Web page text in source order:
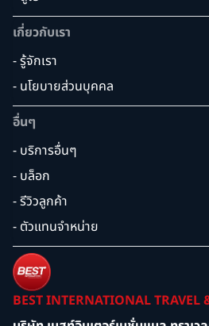
เกี่ยวกับเรา
- รู้จักเรา
- นโยบายส่วนบุคคล
อื่นๆ
- บริการอื่นๆ
- บล็อก
- รีวิวลูกค้า
- ตัวแทนจำหน่าย
BEST INTERNATIONAL TRAVEL